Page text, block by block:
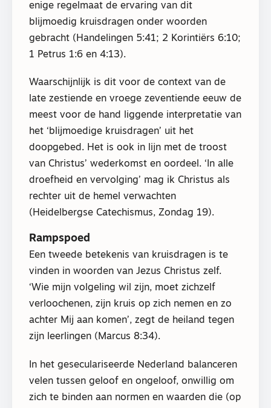
enige regelmaat de ervaring van dit
blijmoedig kruisdragen onder woorden
gebracht (Handelingen 5:41; 2 Korintiërs 6:10;
1 Petrus 1:6 en 4:13).
Waarschijnlijk is dit voor de context van de
late zestiende en vroege zeventiende eeuw de
meest voor de hand liggende interpretatie van
het ‘blijmoedige kruisdragen’ uit het
doopgebed. Het is ook in lijn met de troost
van Christus’ wederkomst en oordeel. ‘In alle
droefheid en vervolging’ mag ik Christus als
rechter uit de hemel verwachten
(Heidelbergse Catechismus, Zondag 19).
Rampspoed
Een tweede betekenis van kruisdragen is te
vinden in woorden van Jezus Christus zelf.
‘Wie mijn volgeling wil zijn, moet zichzelf
verloochenen, zijn kruis op zich nemen en zo
achter Mij aan komen’, zegt de heiland tegen
zijn leerlingen (Marcus 8:34).
In het geseculariseerde Nederland balanceren
velen tussen geloof en ongeloof, onwillig om
zich te binden aan normen en waarden die (op